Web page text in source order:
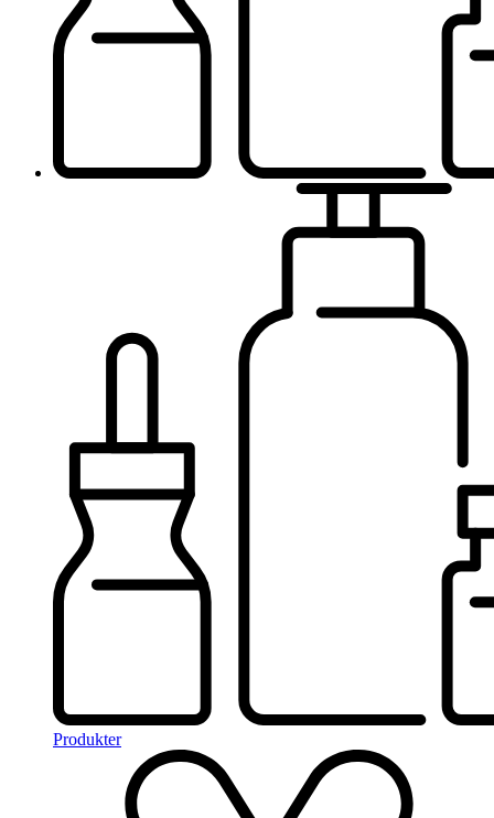
Produkter